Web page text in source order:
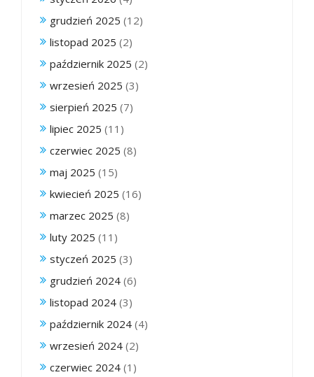
grudzień 2025 (12)
listopad 2025 (2)
październik 2025 (2)
wrzesień 2025 (3)
sierpień 2025 (7)
lipiec 2025 (11)
czerwiec 2025 (8)
maj 2025 (15)
kwiecień 2025 (16)
marzec 2025 (8)
luty 2025 (11)
styczeń 2025 (3)
grudzień 2024 (6)
listopad 2024 (3)
październik 2024 (4)
wrzesień 2024 (2)
czerwiec 2024 (1)